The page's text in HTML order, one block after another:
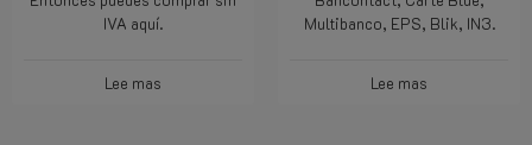
IVA aquí.
Lee mas
Multibanco, EPS, Blik, IN3.
Lee mas